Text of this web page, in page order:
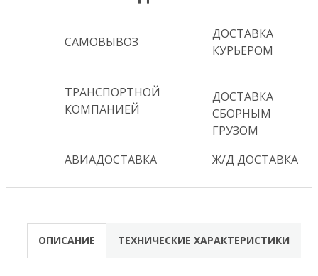
САМОВЫВОЗ
ДОСТАВКА
КУРЬЕРОМ
ТРАНСПОРТНОЙ
КОМПАНИЕЙ
ДОСТАВКА
СБОРНЫМ
ГРУЗОМ
АВИАДОСТАВКА
Ж/Д ДОСТАВКА
ОПИСАНИЕ ТЕХНИЧЕСКИЕ ХАРАКТЕРИСТИКИ